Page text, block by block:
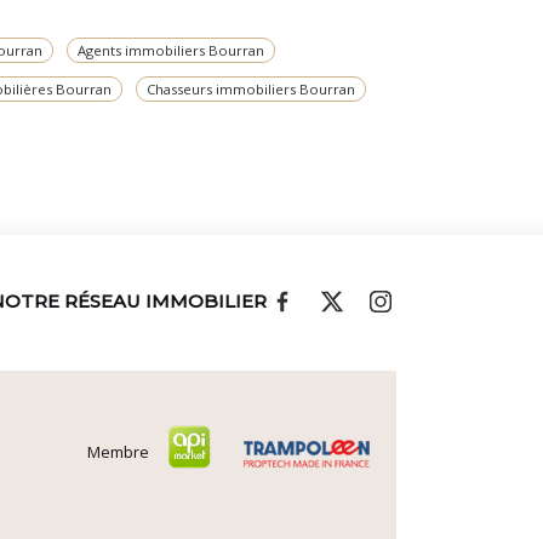
Agents immobiliers Bourran
Bourran Chasseurs immobiliers Bourran
RÉSEAU IMMOBILIER
Membre